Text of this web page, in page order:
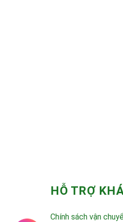
HỖ TRỢ
Chính sách vận